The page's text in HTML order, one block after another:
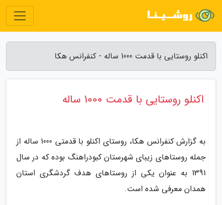
اکنلو روستایی با قدمت 1000 ساله - کنفرانس هکا
اکنلو روستایی با قدمت 1000 ساله
به گزارش کنفرانس هکا، روستای اکنلو با قدمتی 1000 ساله از
جمله روستاهای زیبای شهرستان کبودراهنگ بوده که در سال
1391 به عنوان یکی از روستاهای هدف گردشگری استان
همدان معرفی شده است.